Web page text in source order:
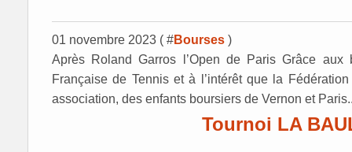
01 novembre 2023 ( #Bourses )
Après Roland Garros l’Open de Paris Grâce
Française de Tennis et à l’intérêt que la
association, des enfants boursiers de Vernon et
Tournoi LA